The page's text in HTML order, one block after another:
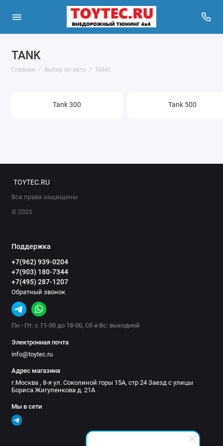
TANK
Главная Выбор по авто TANK
Toyota
ВАЗ
Mitsubishi
Great Wall HAVAL
Changan
Chevrolet
Daihatsu
Dodge
Ford
Tank 300 Tank 500
TOYTEC.RU
Все права защищены
© 2023
Поддержка
+7(962) 939-0204
+7(903) 180-7344
+7(495) 287-1207
Обратный звонок
Пн - Пт: с 11-00 до 18-00, Сб и Вс: выходной
Электронная почта
info@toytec.ru
Адрес магазина
г.Москва , 8-я ул. Соколиной горы 15А, стр 24 Заезд с улицы
Бориса Жигуленкова д. 21А
Мы в сети